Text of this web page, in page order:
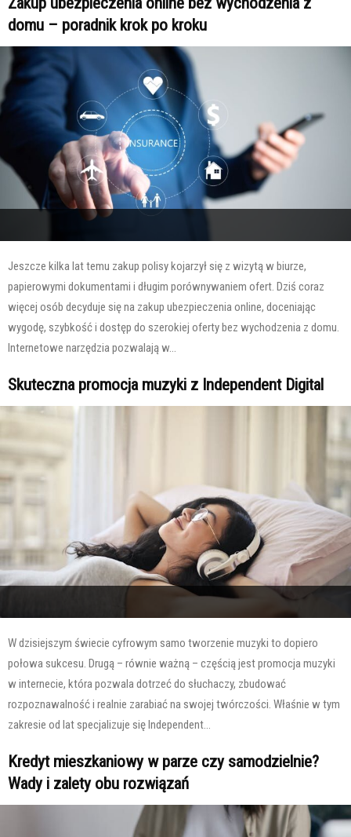
domu – poradnik krok po kroku
Jeszcze kilka lat temu zakup polisy kojarzył się z wizytą w biurze,
papierowymi dokumentami i długim porównywaniem ofert. Dziś coraz
więcej osób decyduje się na zakup ubezpieczenia online, doceniając
wygodę, szybkość i dostęp do szerokiej oferty bez wychodzenia z domu.
Internetowe narzędzia pozwalają w...
Skuteczna promocja muzyki z Independent Digital
W dzisiejszym świecie cyfrowym samo tworzenie muzyki to dopiero
połowa sukcesu. Drugą – równie ważną – częścią jest promocja muzyki
w internecie, która pozwala dotrzeć do słuchaczy, zbudować
rozpoznawalność i realnie zarabiać na swojej twórczości. Właśnie w tym
zakresie od lat specjalizuje się Independent...
Kredyt mieszkaniowy w parze czy samodzielnie?
Wady i zalety obu rozwiązań